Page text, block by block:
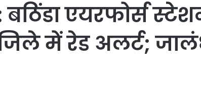
एयरफोर्स
में रेड अलर्ट;